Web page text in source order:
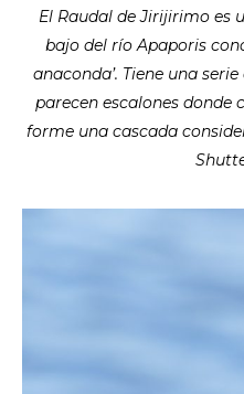
El Raudal de Jirijirimo es
bajo del río Apaporis
anaconda’. Tiene una
parecen escalones donde
forme una cascada